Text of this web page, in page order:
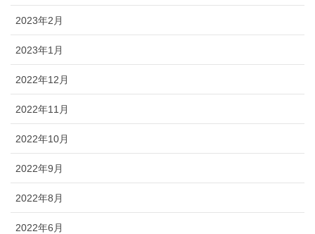
2023年2月
2023年1月
2022年12月
2022年11月
2022年10月
2022年9月
2022年8月
2022年6月